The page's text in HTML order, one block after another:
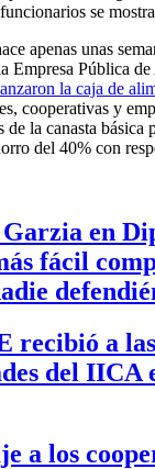
se
apenas unas
Empresa Pública
la caja de
cooperativas y
la canasta básica
del 40% con
en
fácil
recibió a
del IICA
a los